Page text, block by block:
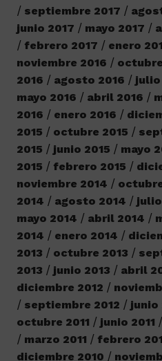
septiembre 2017
junio 2017
mayo 2017
febrero 2017
enero
noviembre 2016
2016
agosto 2016 julio
mayo 2016
abril 2016
2016
enero 2016
2015
octubre 2015
2015
junio 2015 mayo
2015
febrero 2015
noviembre 2014
2014
agosto 2014
mayo 2014
abril 2014
2014
enero 2014
2013
octubre 2013
2013
junio 2013 abril
diciembre 2012
septiembre 2012
junio
octubre 2011
junio 2011
marzo 2011
febrero
diciembre 2010